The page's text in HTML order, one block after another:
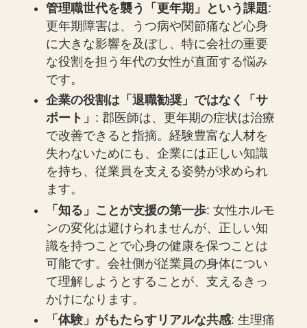
管理職世代を襲う「更年期」という課題:
更年期障害は、うつ病や関節痛など心身
に大きな影響を及ぼし、特に会社の重要
な役割を担う年代の女性が直面する悩み
です。
企業の役割は「退職勧奨」ではなく「サ
ポート」 : 郡医師は、更年期の症状は治療
で改善できると指摘。経験豊富な人材を
失わないためにも、企業には正しい知識
を持ち、従業員を支える姿勢が求められ
ます。
「知る」ことが支援の第一歩: 女性ホルモ
ンの変化は避けられませんが、正しい知
識を持つことで心身の健康を保つことは
可能です。会社側が従業員の身体につい
て理解しようとすることが、支えるきっ
かけになります。
「体験」がもたらすリアルな共感: 生理痛